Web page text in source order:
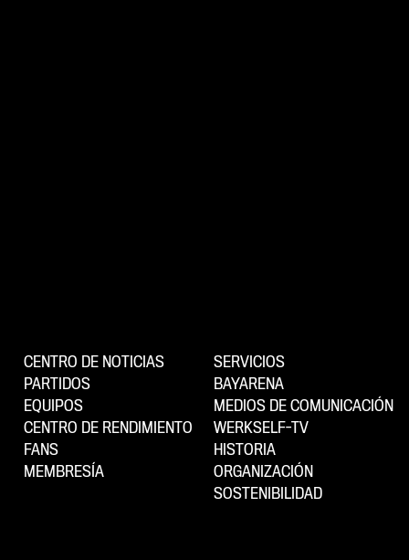
CENTRO DE NOTICIAS
PARTIDOS
EQUIPOS
CENTRO DE RENDIMIENTO
FANS
MEMBRESÍA
SERVICIOS
BAYARENA
MEDIOS DE COMUNICACIÓN
WERKSELF-TV
HISTORIA
ORGANIZACIÓN
SOSTENIBILIDAD